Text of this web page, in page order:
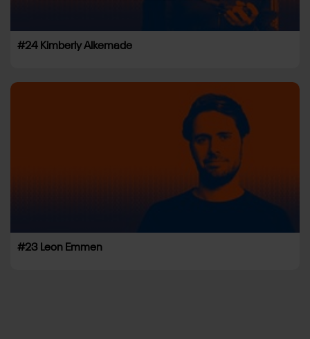
#24 Kimberly Alkemade
#23 Leon Emmen